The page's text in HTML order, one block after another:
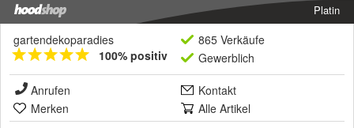
Platin
gartendekoparadies
100% positiv
865 Verkäufe
Gewerblich
Anrufen
Kontakt
Merken
Alle Artikel